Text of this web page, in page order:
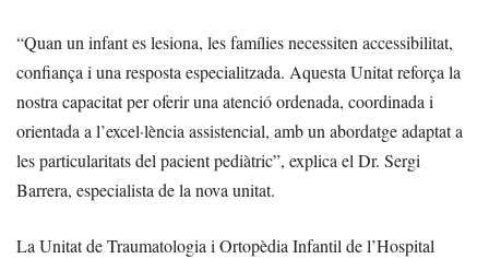
“Quan un infant es lesiona, les famílies necessiten accessibilitat,
confiança i una resposta especialitzada. Aquesta Unitat reforça la
nostra capacitat per oferir una atenció ordenada, coordinada i
orientada a l’excel·lència assistencial, amb un abordatge adaptat a
les particularitats del pacient pediàtric”, explica el Dr. Sergi
Barrera, especialista de la nova unitat.
La Unitat de Traumatologia i Ortopèdia Infantil de l’Hospital